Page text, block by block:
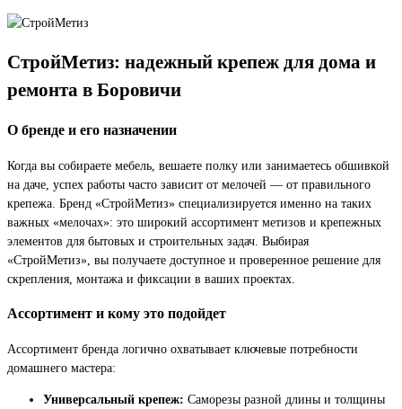
СтройМетиз: надежный крепеж для дома и
ремонта в Боровичи
О бренде и его назначении
Когда вы собираете мебель, вешаете полку или занимаетесь обшивкой
на даче, успех работы часто зависит от мелочей — от правильного
крепежа. Бренд «СтройМетиз» специализируется именно на таких
важных «мелочах»: это широкий ассортимент метизов и крепежных
элементов для бытовых и строительных задач. Выбирая
«СтройМетиз», вы получаете доступное и проверенное решение для
скрепления, монтажа и фиксации в ваших проектах.
Ассортимент и кому это подойдет
Ассортимент бренда логично охватывает ключевые потребности
домашнего мастера:
Универсальный крепеж: Саморезы разной длины и толщины